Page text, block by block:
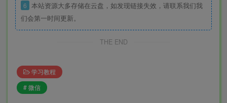
6 本站资源大多存储在云盘，如发现链接失效，请联系我们我
们会第一时间更新。
THE END
学习教程
# 微信